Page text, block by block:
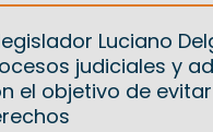
Luciano
judiciales y
el objetivo de